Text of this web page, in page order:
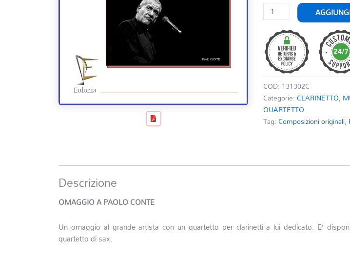
OMAGGIO
A
PAOLO
CONTE
PER
QUARTETTO
DI
CLARINETTI
quantità
COD: 131302C
Categorie:CLARINETTO,
QUARTETTO
Tag:Composizioni originali,
Descrizione
OMAGGIO A PAOLO CONTE
Un omaggio al grande artista con un quartetto per clarinetti a lui dedicato. E’
quartetto di sax.